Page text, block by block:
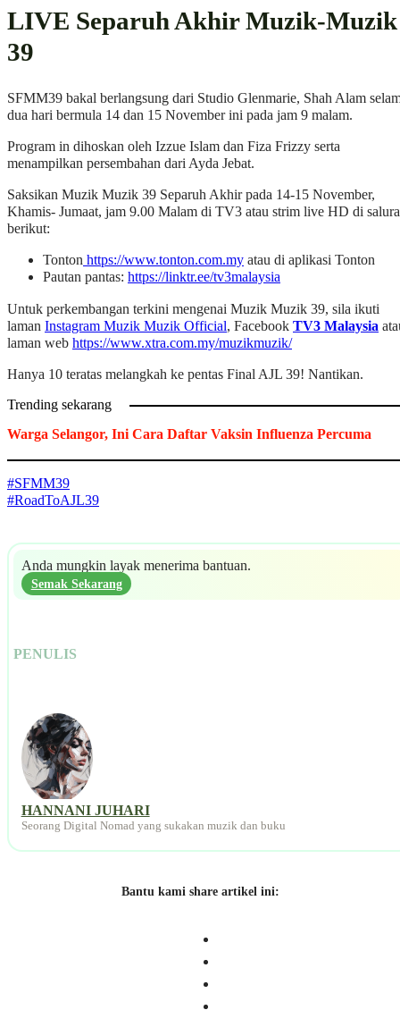
LIVE Separuh Akhir Muzik-Muzik
39
SFMM39 bakal berlangsung dari Studio Glenmarie, Shah Alam
dua hari bermula 14 dan 15 November ini pada jam 9 malam.
Program in dihoskan oleh Izzue Islam dan Fiza Frizzy serta
menampilkan persembahan dari Ayda Jebat.
Saksikan Muzik Muzik 39 Separuh Akhir pada 14-15 November,
Khamis- Jumaat, jam 9.00 Malam di TV3 atau strim live HD di
berikut:
Tonton https://www.tonton.com.my atau di aplikasi Tonton
Pautan pantas: https://linktr.ee/tv3malaysia
Untuk perkembangan terkini mengenai Muzik Muzik 39, sila ikuti
laman Instagram Muzik Muzik Official, Facebook TV3 Malaysia
laman web https://www.xtra.com.my/muzikmuzik/
Hanya 10 teratas melangkah ke pentas Final AJL 39! Nantikan.
Trending sekarang
Warga Selangor, Ini Cara Daftar Vaksin Influenza Percuma
#SFMM39
#RoadToAJL39
Anda mungkin layak menerima bantuan.
Semak Sekarang
PENULIS
HANNANI JUHARI
Seorang Digital Nomad yang sukakan muzik dan buku
Bantu kami share artikel ini: